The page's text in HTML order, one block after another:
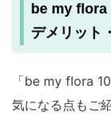
be my flora
デメリット
「be my flora
気になる点もご